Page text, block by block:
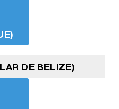
DE BELIZE)